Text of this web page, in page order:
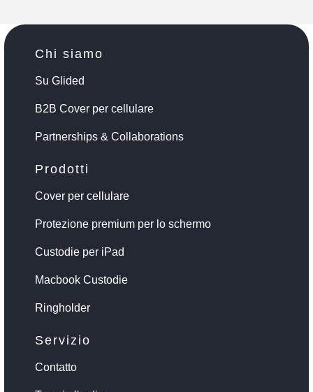
Chi siamo
Su Glided
B2B Cover per cellulare
Partnerships & Collaborations
Prodotti
Cover per cellulare
Protezione premium per lo schermo
Custodie per iPad
Macbook Custodie
Ringholder
Servizio
Contatto